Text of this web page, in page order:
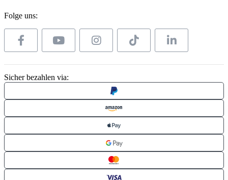
Folge uns:
Sicher bezahlen via: